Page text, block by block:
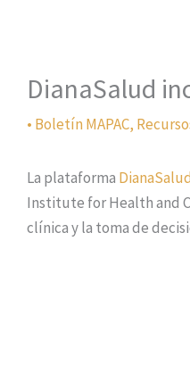
DianaSalud
• Boletín MAPAC,
La plataforma
Institute for Health and
clínica y la toma de